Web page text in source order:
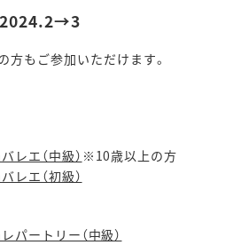
方もご参加いただけます。
エ（中級） ※10歳以上の方
エ（初級）
ートリー（中級）